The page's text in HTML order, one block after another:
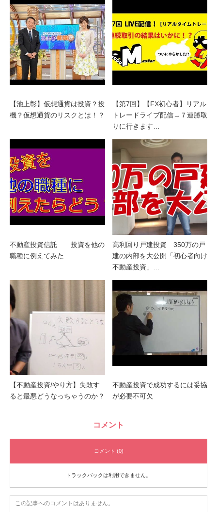
【池上彰】仮想通貨は投資？投
機？仮想通貨のリスクとは！？
【第7回】【FX初心者】リアル
トレードライブ配信→７連勝取
りに行きます…
不動産投資信託 投資を他の
職種に例えてみた
高利回り戸建投資 350万の戸
建の内部を大公開「初心者向け
不動産投資」…
【不動産投資/やり方】失敗す
ると最悪どうなっちゃうのか？
不動産投資で成功するには妥協
が必要不可欠
コメント
コメント (0)
トラックバックは利用できません。
この記事へのコメントはありません。